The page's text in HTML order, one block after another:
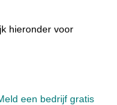
hieronder voor
een bedrijf gratis